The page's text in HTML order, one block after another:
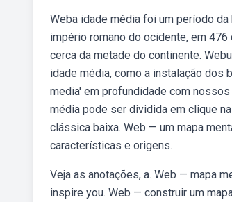
Weba idade média foi um período
império romano do ocidente, em 476
cerca da metade do continente.
idade média, como a instalação dos
media' em profundidade com
média pode ser dividida em clique
clássica baixa. Web — um mapa
características e origens.
Veja as anotações, a. Web — mapa
inspire you. Web — construir um